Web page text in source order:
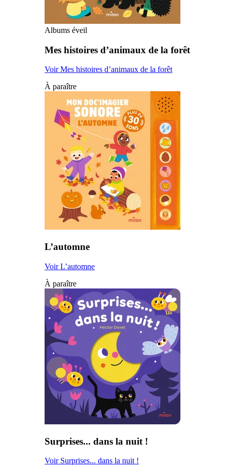
Albums éveil
Mes histoires d’animaux de la forêt
Voir Mes histoires d’animaux de la forêt
À paraître
L’automne
Voir L’automne
À paraître
Surprises... dans la nuit !
Voir Surprises... dans la nuit !